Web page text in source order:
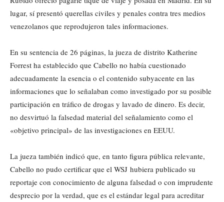
lugar, sí presentó querellas civiles y penales contra tres medios
venezolanos que reprodujeron tales informaciones.
En su sentencia de 26 páginas, la jueza de distrito Katherine
Forrest ha establecido que Cabello no había cuestionado
adecuadamente la esencia o el contenido subyacente en las
informaciones que lo señalaban como investigado por su posible
participación en tráfico de drogas y lavado de dinero. Es decir,
no desvirtuó la falsedad material del señalamiento como el
«objetivo principal» de las investigaciones en EEUU.
La jueza también indicó que, en tanto figura pública relevante,
Cabello no pudo certificar que el WSJ hubiera publicado su
reportaje con conocimiento de alguna falsedad o con imprudente
desprecio por la verdad, que es el estándar legal para acreditar